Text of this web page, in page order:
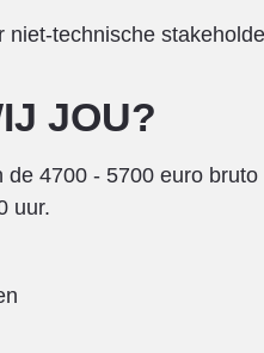
niet-technische
JOU?
de 4700 - 5700 euro bruto
uur.